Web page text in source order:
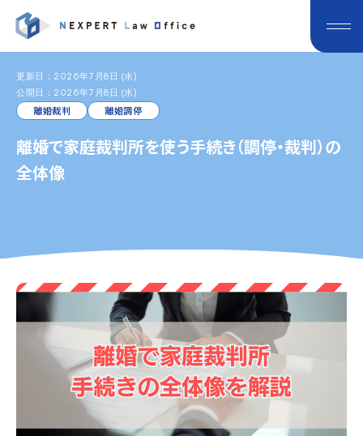
更新日：2026年7月8日 (水)
公開日：2026年7月8日 (水)
離婚裁判
離婚調停
離婚で家庭裁判所を使う手続き（調停・裁判）の
全体像